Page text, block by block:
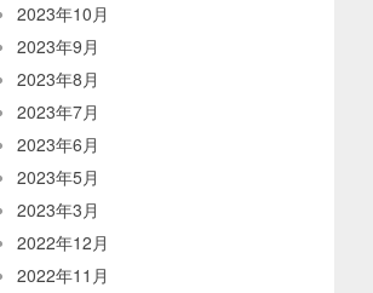
2023年10月
2023年9月
2023年8月
2023年7月
2023年6月
2023年5月
2023年3月
2022年12月
2022年11月